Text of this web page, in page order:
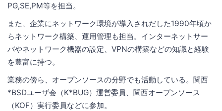
PG,SE,PM等を担当。
また、企業にネットワーク環境が導入されだした1990年頃か
らネットワーク構築、運用管理も担当。インターネットサー
バやネットワーク機器の設定、VPNの構築などの知識と経験
を豊富に持つ。
業務の傍ら、オープンソースの分野でも活動している。関西
*BSDユーザ会（K*BUG）運営委員、関西オープンソース
（KOF）実行委員などに参加。